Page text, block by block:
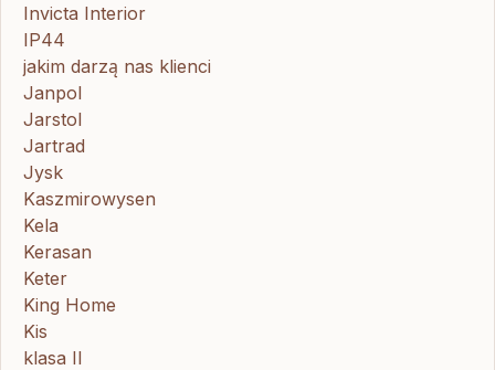
Invicta Interior
IP44
jakim darzą nas klienci
Janpol
Jarstol
Jartrad
Jysk
Kaszmirowysen
Kela
Kerasan
Keter
King Home
Kis
klasa II